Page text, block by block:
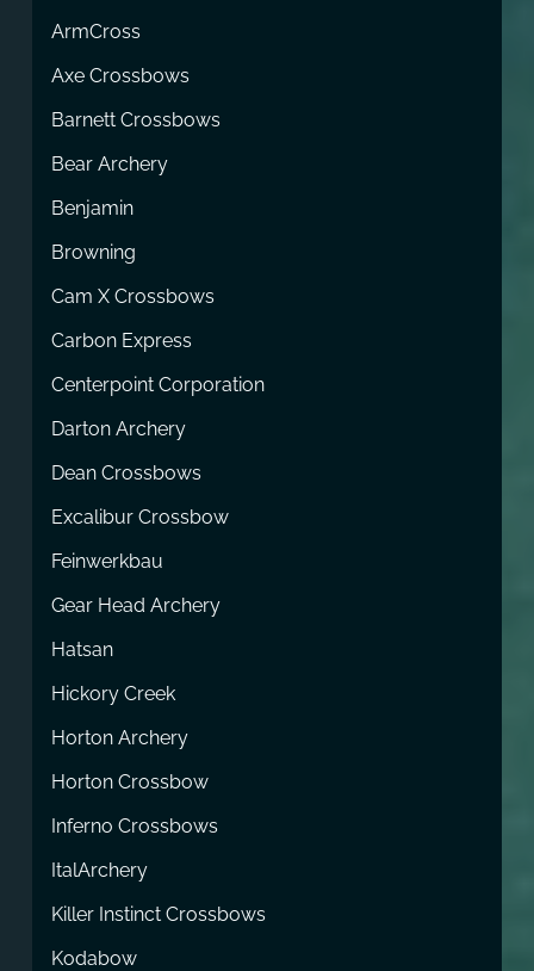
ArmCross
Axe Crossbows
Barnett Crossbows
Bear Archery
Benjamin
Browning
Cam X Crossbows
Carbon Express
Centerpoint Corporation
Darton Archery
Dean Crossbows
Excalibur Crossbow
Feinwerkbau
Gear Head Archery
Hatsan
Hickory Creek
Horton Archery
Horton Crossbow
Inferno Crossbows
ItalArchery
Killer Instinct Crossbows
Kodabow